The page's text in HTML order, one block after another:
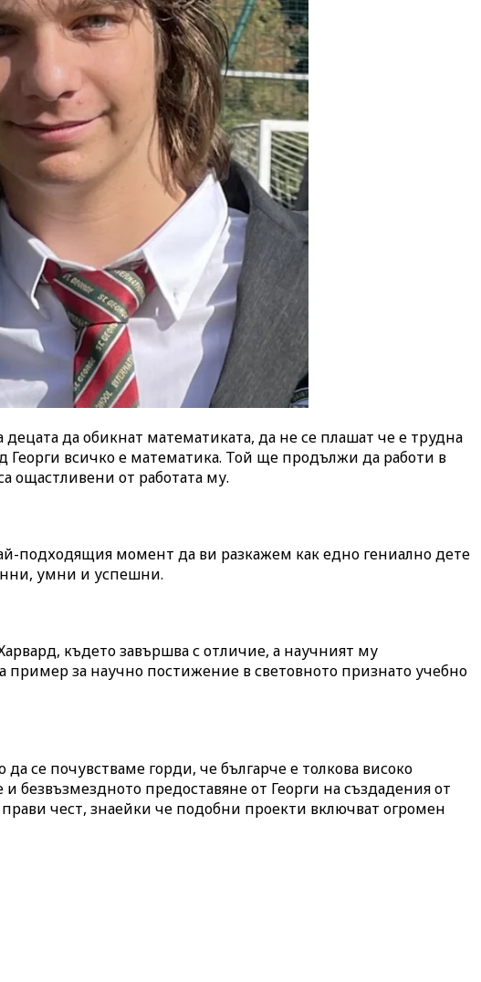
да обикнат математиката, да не се плашат че е трудна
Георги всичко е математика. Той ще продължи да работи в
ощастливени от работата му.
подходящия момент да ви разкажем как едно гениално дете
умни и успешни.
където завършва с отличие, а научният му
пример за научно постижение в световното признато учебно
се почувстваме горди, че българче е толкова високо
безвъзмездното предоставяне от Георги на създадения от
чест, знаейки че подобни проекти включват огромен